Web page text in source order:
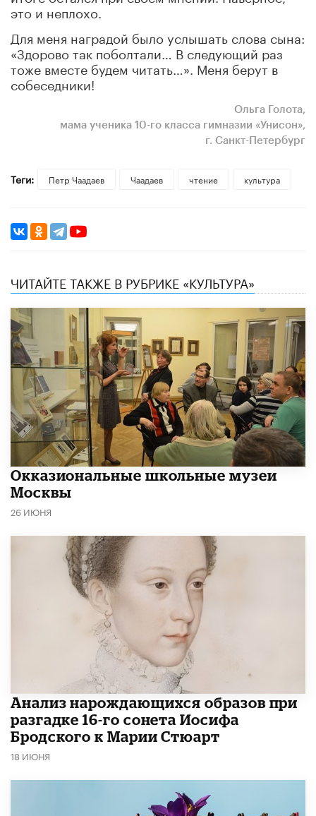
это и неплохо.
Для меня наградой было услышать слова сына:
«Здорово так поболтали… В следующий раз
тоже вместе будем читать…». Меня берут в
собеседники!
Ольга Голота,
мама ученика 10-го класса гимназии «Унисон»,
г. Санкт-Петербург
Теги: Петр Чаадаев Чаадаев чтение культура
ЧИТАЙТЕ ТАКЖЕ В РУБРИКЕ «КУЛЬТУРА»
​Окказиональные школьные музеи
Москвы
26 ИЮНЯ
Анализ нарождающихся образов при
разгадке 16-го сонета Иосифа
Бродского к Марии Стюарт
18 ИЮНЯ